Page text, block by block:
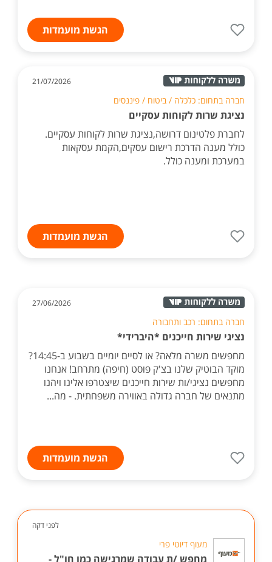
הגשת מועמדות
21/07/2026
חברה בתחום: כלכלה / ביטוח / פיננסים
נציגת שרות לקוחות עסקיים
לחברת פלטינום דרושה,נציגת שרות לקוחות עסקיים.
כולל מענה הדרכת רישום עסקים,הקמת עסקאות
במערכת ומענה כולל.
הגשת מועמדות
27/06/2026
חברה בתחום: רכב ותחבורה
נציגי שירות חייכנים *היברידי*
מחפשים משרה מלאה? או לסיים יומיים בשבוע ב-14:45?
מוקד הבוטיק שלנו בצ'ק פוסט (חיפה) מתרחב! אנחנו
מחפשים נציגי/ות שירות חייכנים שיצטרפו אלינו ויהנו
מתנאים של חברה גדולה באווירה משפחתית. - מה...
הגשת מועמדות
לפני דקה
מעוף דיוטי פרי
מחפש /ת עבודה שמרגישה כמו חו"ל -